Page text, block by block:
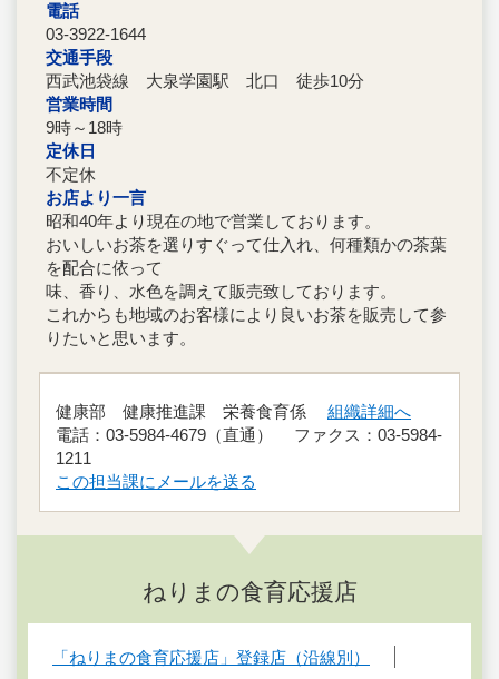
電話
03-3922-1644
交通手段
西武池袋線 大泉学園駅 北口 徒歩10分
営業時間
9時～18時
定休日
不定休
お店より一言
昭和40年より現在の地で営業しております。
おいしいお茶を選りすぐって仕入れ、何種類かの茶葉
を配合に依って
味、香り、水色を調えて販売致しております。
これからも地域のお客様により良いお茶を販売して参
りたいと思います。
健康部 健康推進課 栄養食育係 組織詳細へ
電話：03-5984-4679（直通） ファクス：03-5984-
1211
この担当課にメールを送る
ねりまの食育応援店
「ねりまの食育応援店」登録店（沿線別）